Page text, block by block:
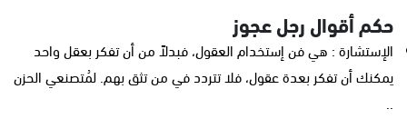
حكم أقوال رجل عجوز
الإستشارة : هي فن إستخدام العقول، فبدلاً من أن تفكر بعقل واحد
يمكنك أن تفكر بعدة عقول، فلا تتردد في من تثق بهم. لمُتصنعي الحزن
..